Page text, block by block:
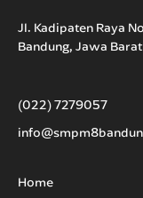
Jl. Kadipaten Raya
Bandung, Jawa
(022) 7279057
Home